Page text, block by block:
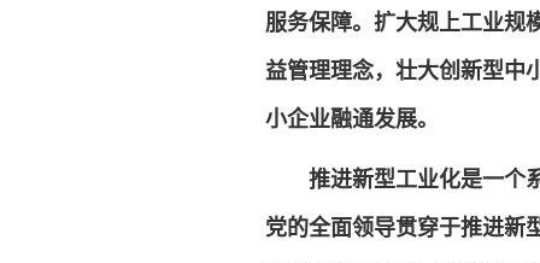
服务保障。扩大规上工业规
益管理理念，壮大创新型中
小企业融通发展。
推进新型工业化是一个
党的全面领导贯穿于推进新